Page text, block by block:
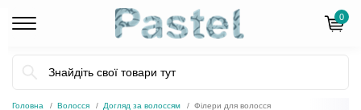
0
Головна Волосся Догляд за волоссям Філери для волосся